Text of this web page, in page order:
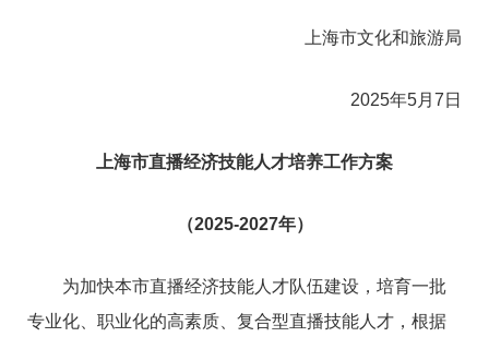
上海市文化和旅游局
2025年5月7日
上海市直播经济技能人才培养工作方案
（2025-2027年）
为加快本市直播经济技能人才队伍建设，培育一批
专业化、职业化的高素质、复合型直播技能人才，根据